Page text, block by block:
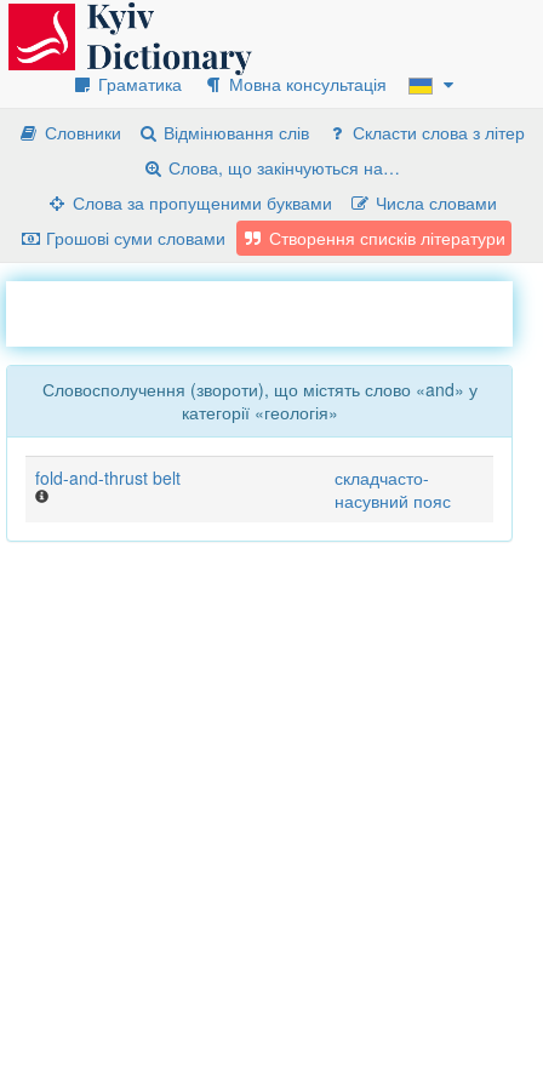
Граматика
Мовна консультація
Словники
Відмінювання слів
Скласти слова з літер
Слова, що закінчуються на…
Слова за пропущеними буквами
Числа словами
Грошові суми словами
Створення списків літератури
Словосполучення (звороти), що містять слово «and» у
категорії «геологія»
fold-and-thrust belt
складчасто-
насувний пояс